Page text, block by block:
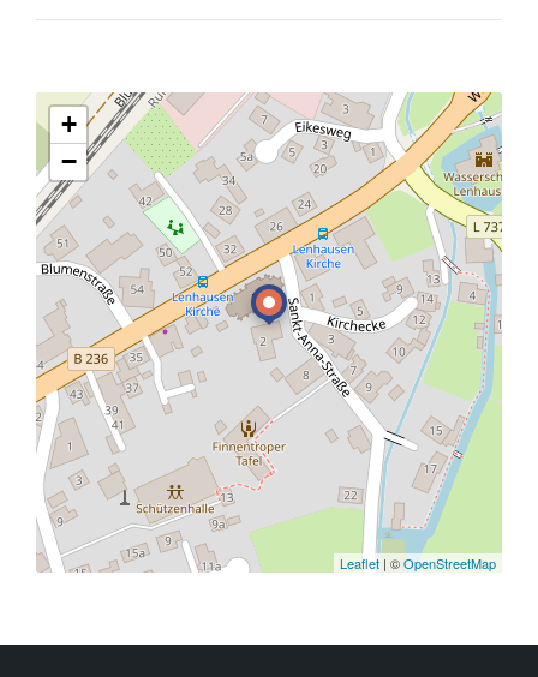
+
−
Leaflet| ©OpenStreetMap